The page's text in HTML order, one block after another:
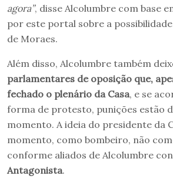
agora”, disse Alcolumbre com base
por este portal sobre a
de Moraes.
Além disso, Alcolumbre também
parlamentares de oposição que,
fechado o plenário da Casa, e se
forma de protesto, punições estão
momento. A ideia do presidente da
momento, como bombeiro, não
conforme aliados de Alcolumbre
Antagonista.